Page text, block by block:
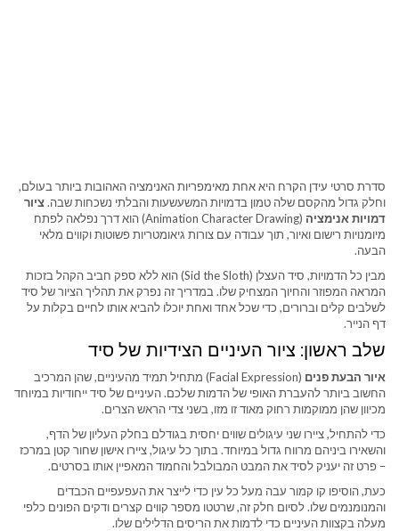
סדרת סרטי עידן הקרח היא אחת מאימפריות האנימציה האהובות ביותר בעולם,
וחלק גדול מהקסם שלה טמון בדמויות המשעשעות והבלתי נשכחות שבה.ציור
דמויות אנימציה
(Animation Character Drawing) הוא דרך נפלאה לפתח
מיומנויות רישום ואיור, תוך עבודה עם צורות גיאומטריות פשוטות וקווים מלאי
הבעה.
מבין כל הדמויות, סיד העצלן (Sid the Sloth) הוא ללא ספק חביב הקהל בזכות
המראה המפוזר והחיוך המצחיק שלו. במדריך זה נפרק את תהליך הציור של סיד
לשלבים קלים וברורים, כדי שכל אחד ואחת יוכלו להביא אותו לחיים בקלות על
דף הנייר.
שלב ראשון: ציור העיניים הצידיות של סיד
איור הבעת פנים
(Facial Expression) מתחיל תמיד מהעיניים, שהן המרכיב
החשוב ביותר להעברת האופי של הדמות שלכם. העיניים של סיד ייחודיות במיוחד
מכיוון שהן ממוקמות רחוק מאוד זו מזו, בשני צדי הראש הצרים.
כדי להתחיל, ציירו שני עיגולים שווים יחסית בגודלם בחלק העליון של הדף,
והשאירו ביניהם מרווח גדול במיוחד. בתוך כל עיגול, ציירו אישון שחור קטן במרכז
– פרט זה יעניק לסיד את המבט המבולבל והחמוד המאפיין אותו בסרטים.
כעת, הוסיפו קו קמור עבה מעל כל עין כדי לייצר את העפעפיים הכבדים
והמנומנמים שלו. לסיום חלק זה, שרטטו מספר קווים קצרים ודקים הפונים כלפי
מעלה בקצוות העיניים כדי לדמות את הריסים הדלילים שלו.